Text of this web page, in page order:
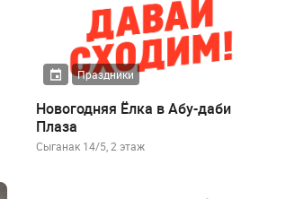
Праздники
Новогодняя Ёлка в Абу-даби
Плаза
Сыганак 14/5, 2 этаж